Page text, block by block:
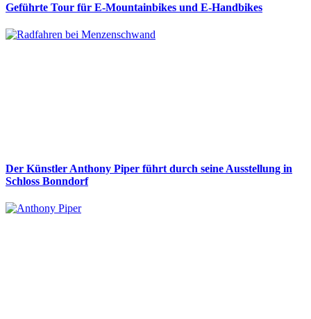
Geführte Tour für E-Mountainbikes und E-Handbikes
Der Künstler Anthony Piper führt durch seine Ausstellung in
Schloss Bonndorf